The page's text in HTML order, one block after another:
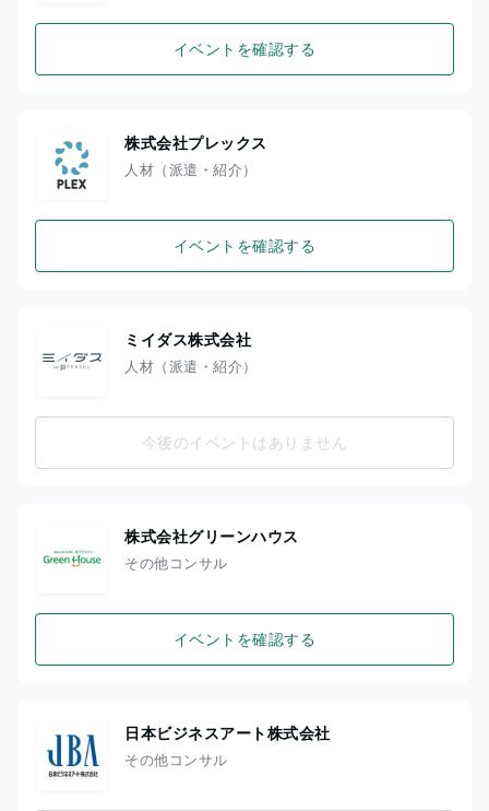
イベントを確認する
株式会社プレックス
人材（派遣・紹介）
イベントを確認する
ミイダス株式会社
人材（派遣・紹介）
今後のイベントはありません
株式会社グリーンハウス
その他コンサル
イベントを確認する
日本ビジネスアート株式会社
その他コンサル